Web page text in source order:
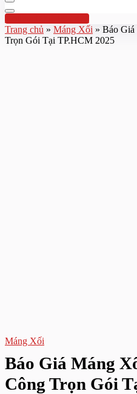
Hotline:0961 894 472
Trang chủ » Máng Xối » Báo
Trọn Gói Tại TP.HCM 2025
Máng Xối
Báo Giá Máng
Công Trọn Gói